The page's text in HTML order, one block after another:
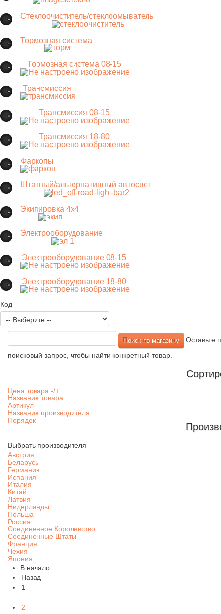
Стеклоочиститель/стеклоомыватель
Тормозная система
Тормозная система 08-15
Трансмиссия
Трансмиссия 08-15
Трансмиссия 18-80
Фаркопы
Штатный/альтернативный автосвет
Экипировка 4х4
Электрооборудование
Электрооборудование 08-15
Электрооборудование 18-80
Код
Оставьте
поисковый запрос, чтобы найти конкретный товар.
Цена товара -/+
Название товара
Артикул
Название производителя
Порядок
Выбрать производителя
Австрия
Беларусь
Германия
Испания
Италия
Китай
Латвия
Нидерланды
Польша
Россия
Соединенное Королевство
Соединенные Штаты
Франция
Чехия
Япония
В начало
Назад
1
2